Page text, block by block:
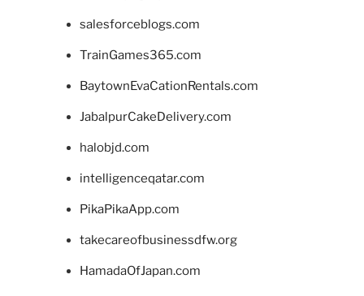
salesforceblogs.com
TrainGames365.com
BaytownEvaCationRentals.com
JabalpurCakeDelivery.com
halobjd.com
intelligenceqatar.com
PikaPikaApp.com
takecareofbusinessdfw.org
HamadaOfJapan.com